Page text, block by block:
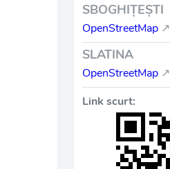
SBOGHIŢEŞTI
OpenStreetMap ↗
SLATINA
OpenStreetMap ↗
Link scurt: